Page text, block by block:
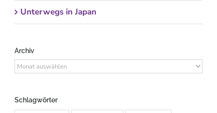
Unterwegs in Japan
Archiv
Archiv
Schlagwörter